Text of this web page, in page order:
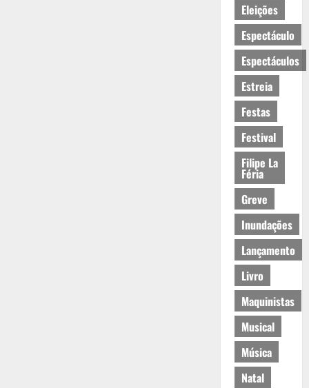
Eleições
Espectáculo
Espectáculos
Estreia
Festas
Festival
Filipe La
Féria
Greve
Inundações
Lançamento
Livro
Maquinistas
Musical
Música
Natal